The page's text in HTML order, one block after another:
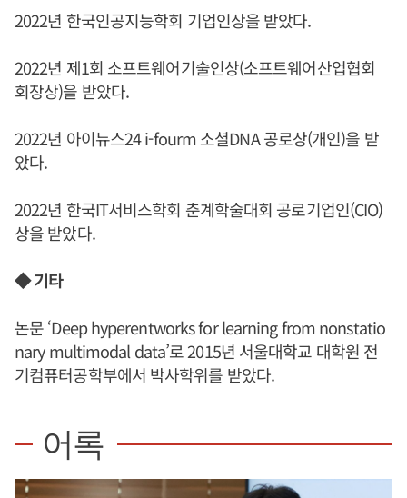
2022년 한국인공지능학회 기업인상을 받았다.
2022년 제1회 소프트웨어기술인상(소프트웨어산업협회
회장상)을 받았다.
2022년 아이뉴스24 i-fourm 소셜DNA 공로상(개인)을 받
았다.
2022년 한국IT서비스학회 춘계학술대회 공로기업인(CIO)
상을 받았다.
◆ 기타
논문 ‘Deep hyperentworks for learning from nonstatio
nary multimodal data’로 2015년 서울대학교 대학원 전
기컴퓨터공학부에서 박사학위를 받았다.
어록